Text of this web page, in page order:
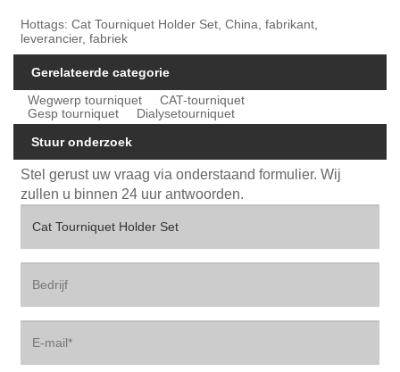
Hottags: Cat Tourniquet Holder Set, China, fabrikant,
leverancier, fabriek
Gerelateerde categorie
Wegwerp tourniquet
CAT-tourniquet
Gesp tourniquet
Dialysetourniquet
Stuur onderzoek
Stel gerust uw vraag via onderstaand formulier. Wij
zullen u binnen 24 uur antwoorden.